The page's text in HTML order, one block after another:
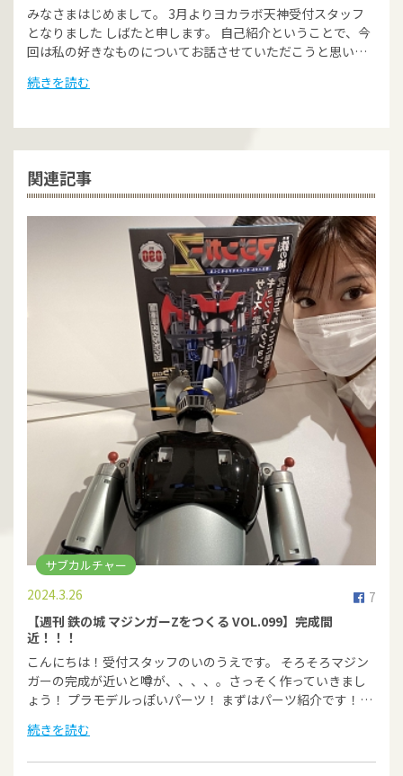
みなさまはじめまして。 3月よりヨカラボ天神受付スタッフ
となりました しばたと申します。 自己紹介ということで、今
回は私の好きなものについてお話させていただこうと思い…
続きを読む
関連記事
サブカルチャー
7
2024.3.26
【週刊 鉄の城 マジンガーZをつくる VOL.099】完成間
近！！！
こんにちは！受付スタッフのいのうえです。 そろそろマジン
ガーの完成が近いと噂が、、、、。さっそく作っていきまし
ょう！ プラモデルっぽいパーツ！ まずはパーツ紹介です！…
続きを読む